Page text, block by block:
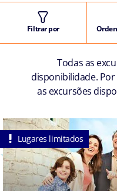
Filtrar por
Todas as
disponibilidade.
as excursões
Lugares limitados